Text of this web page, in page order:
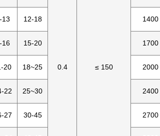
0.4 ≤ 150
13 12-18 1400
16 15-20 1700
20 18~25 2000
22 25~30 2400
27 30-45 2700